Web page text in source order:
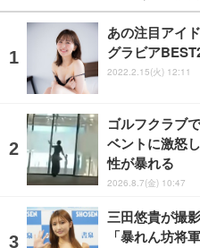
あの注目アイ
グラビア
2022.2.15(火) 12:11
ゴルフクラブ
ベントに激怒
性が暴れる
2026.8.7(金) 10:47
三田悠貴が撮
「暴れん坊将